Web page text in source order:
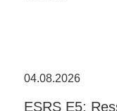
04.08.2026
ESRS E5: